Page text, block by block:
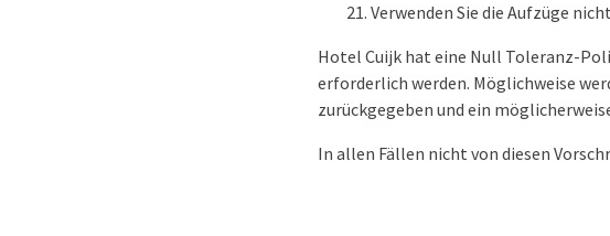
Verwenden Sie die Aufzüge
Hotel Cuijk hat eine Null Toleranz-
erforderlich werden. Möglichweise
zurückgegeben und ein
In allen Fällen nicht von diesen